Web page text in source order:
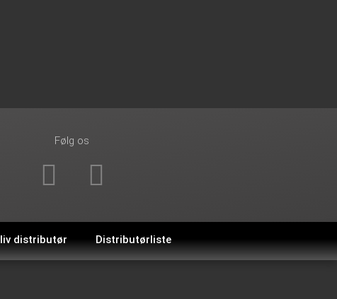
Følg os
distributør Distributørliste